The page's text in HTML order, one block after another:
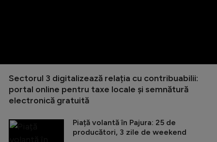
Sectorul 3 digitalizează relația cu contribuabilii:
portal online pentru taxe locale și semnătură
electronică gratuită
Piață volantă în Pajura: 25 de
producători, 3 zile de weekend